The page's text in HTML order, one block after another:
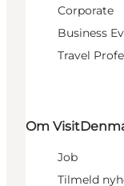
Corporate
Business
Travel
Om
Job
Tilmeld